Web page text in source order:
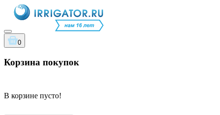
0
Корзина покупок
В корзине пусто!